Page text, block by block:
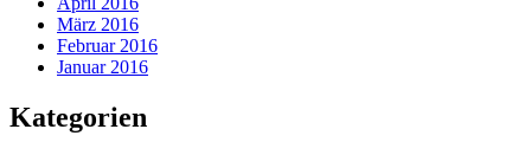
März 2016
Februar 2016
Januar 2016
Kategorien